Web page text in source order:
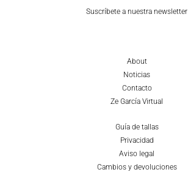
Suscríbete a nuestra newsletter
About
Noticias
Contacto
Ze García Virtual
Guía de tallas
Privacidad
Aviso legal
Cambios y devoluciones